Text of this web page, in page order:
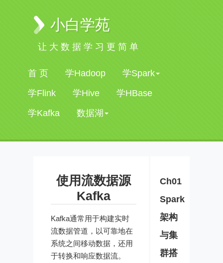
小白学苑
让大数据学习更简单
首 页 学Hadoop
学Spark
学Flink
学Hive
学HBase
学Kafka
数据湖
使用流数据源
Kafka
Kafka通常用于构建实时
流数据管道，以可靠地在
系统之间移动数据，还用
于转换和响应数据流。
Ch01
Spark
架构
与集
群搭